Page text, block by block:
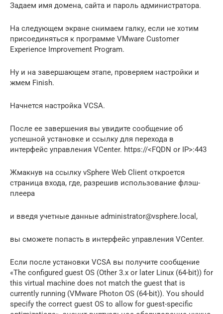
Задаем имя домена, сайта и пароль администратора.
На следующем экране снимаем галку, если не хотим
присоединяться к программе VMware Customer
Experience Improvement Program.
Ну и на завершающем этапе, проверяем настройки и
жмем Finish.
Начнется настройка VCSA.
После ее завершения вы увидите сообщение об
успешной установке и ссылку для перехода в
интерфейс управления VCenter. https://<FQDN or IP>:443
Жмакнув на ссылку vSphere Web Client откроется
страница входа, где, разрешив использование флэш-
плеера
и введя учетные данные administrator@vsphere.local,
вы сможете попасть в интерфейс управления VCenter.
Если после установки VCSA вы получите сообщение
«The configured guest OS (Other 3.x or later Linux (64-bit)) for
this virtual machine does not match the guest that is
currently running (VMware Photon OS (64-bit)). You should
specify the correct guest OS to allow for guest-specific